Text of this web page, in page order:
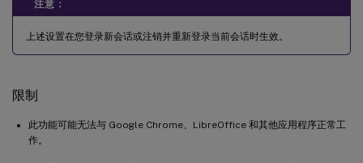
注意：
上述设置在您登录新会话或注销并重新登录当前会话时生效。
限制
此功能可能无法与 Google Chrome、LibreOffice 和其他应用程序正常工
作。